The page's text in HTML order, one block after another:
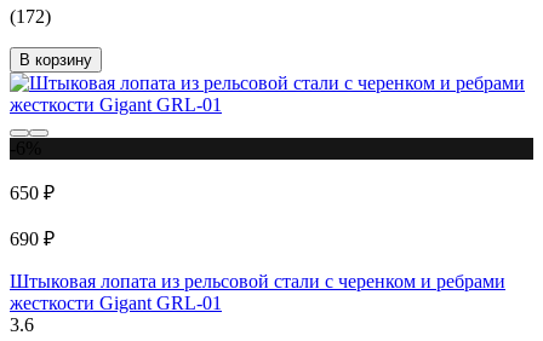
(172)
В корзину
650 ₽
690 ₽
Штыковая лопата из рельсовой стали с черенком и ребрами
жесткости Gigant GRL-01
3.6